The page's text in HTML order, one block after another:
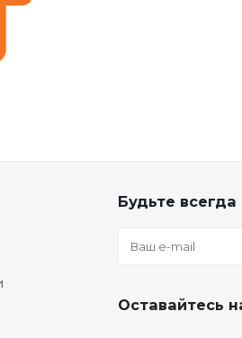
Будьте всегда
Оставайтесь